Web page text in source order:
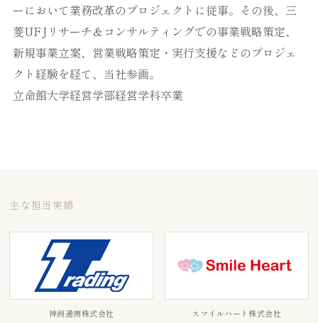
ーにおいて業務改革のプロジェクトに従事。その後、三
菱UFJリサーチ＆コンサルティングでの事業戦略策定、
新規事業立案、営業戦略策定・実行支援などのプロジェ
クト経験を経て、当社参画。
立命館大学経営学部経営学科卒業
主な担当実績
神洲通商株式会社 スマイルハート株式会社